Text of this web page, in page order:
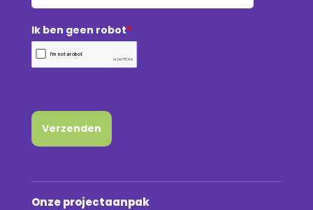
Ik ben geen robot*
Verzenden
Onze projectaanpak